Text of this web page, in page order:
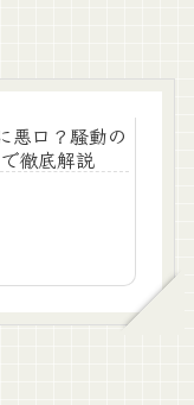
悪口？騒動の
徹底解説